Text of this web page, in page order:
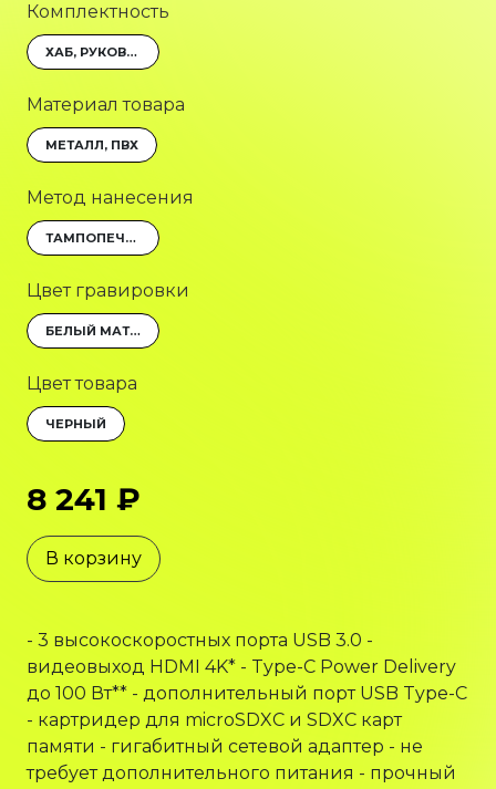
Комплектность
ХАБ, РУКОВОДСТВО ПОЛЬЗОВАТЕЛЯ
Материал товара
МЕТАЛЛ, ПВХ
Метод нанесения
ТАМПОПЕЧАТЬ
Цвет гравировки
БЕЛЫЙ МАТОВЫЙ
Цвет товара
ЧЕРНЫЙ
8 241 ₽
В корзину
- 3 высокоскоростных порта USB 3.0 -
видеовыход HDMI 4K* - Type-C Power Delivery
до 100 Вт** - дополнительный порт USB Type-C
- картридер для microSDXC и SDXC карт
памяти - гигабитный сетевой адаптер - не
требует дополнительного питания - прочный